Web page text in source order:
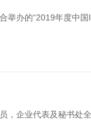
举办的“2019年度中
，企业代表及秘书处